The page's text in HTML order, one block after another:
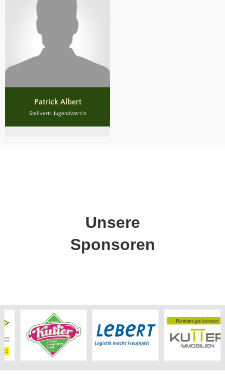
Patrick Albert
Stellvertr. Jugendwart:in
Unsere
Sponsoren